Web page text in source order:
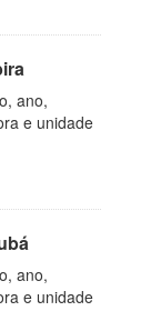
ano,
e unidade
ano,
e unidade